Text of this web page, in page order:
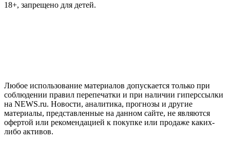
18+, запрещено для детей.
Любое использование материалов допускается только при
соблюдении правил перепечатки и при наличии гиперссылки
на NEWS.ru. Новости, аналитика, прогнозы и другие
материалы, представленные на данном сайте, не являются
офертой или рекомендацией к покупке или продаже каких-
либо активов.